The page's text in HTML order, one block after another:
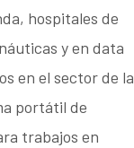
hospitales de
y en data
en el sector de la
portátil de
trabajos en